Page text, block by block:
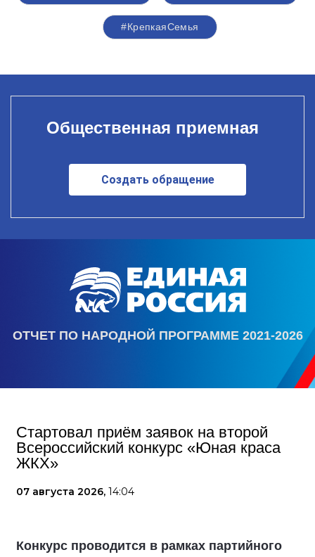
#КрепкаяСемья
Общественная приемная
Создать обращение
ОТЧЕТ ПО НАРОДНОЙ ПРОГРАММЕ 2021-2026
Стартовал приём заявок на второй
Всероссийский конкурс «Юная краса
ЖКХ»
07 августа 2026, 14:04
Конкурс проводится в рамках партийного